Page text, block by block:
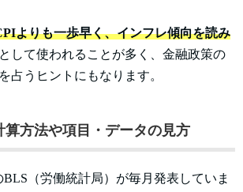
よりも一歩早く、インフレ傾向を読み
として使われることが多く、金融政策の
占うヒントにもなります。
算方法や項目・データの見方
（労働統計局）が毎月発表していま